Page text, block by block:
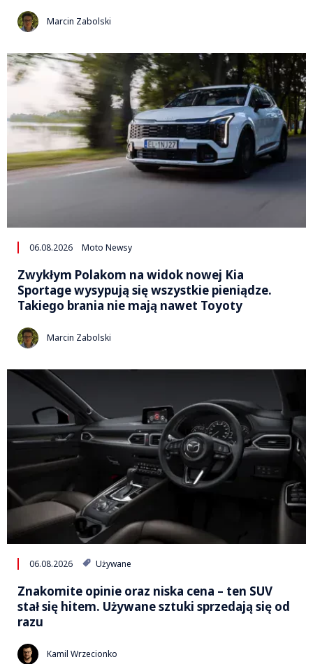
Marcin Zabolski
06.08.2026 Moto Newsy
Zwykłym Polakom na widok nowej Kia
Sportage wysypują się wszystkie pieniądze.
Takiego brania nie mają nawet Toyoty
Marcin Zabolski
06.08.2026 Używane
Znakomite opinie oraz niska cena – ten SUV
stał się hitem. Używane sztuki sprzedają się od
razu
Kamil Wrzecionko